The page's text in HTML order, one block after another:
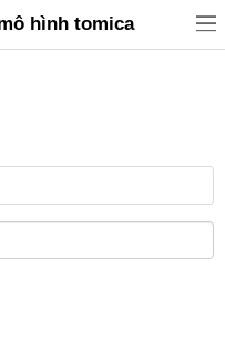
hình tomica